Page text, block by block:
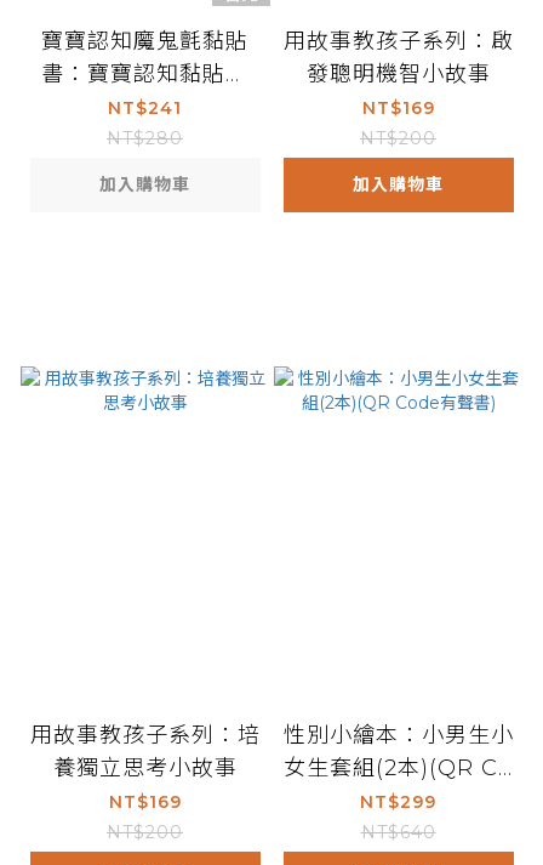
寶寶認知魔鬼氈黏貼
書：寶寶認知黏貼書
+寶寶認知塗色本–好
吃食物
NT$241
NT$280
加入購物車
用故事教孩子系列：啟
發聰明機智小故事
NT$169
NT$200
加入購物車
用故事教孩子系列：培
養獨立思考小故事
NT$169
NT$200
性別小繪本：小男生小
女生套組(2本)(QR Co
de有聲書)
NT$299
NT$640